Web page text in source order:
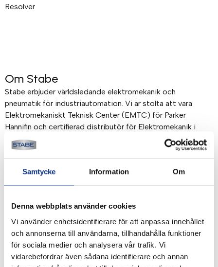
Samtycke Information Om
Denna webbplats använder cookies
Vi använder enhetsidentifierare för att anpassa innehållet
och annonserna till användarna, tillhandahålla funktioner
för sociala medier och analysera vår trafik. Vi
vidarebefordrar även sådana identifierare och annan
Resolver
Om Stabe
Stabe erbjuder världsledande elektromekanik och
pneumatik för industriautomation. Vi är stolta att vara
Elektromekaniskt Teknisk Center (EMTC) för Parker
Hannifin och certifierad distributör för Elektromekanik i
Norden. Mer om Stabe
Betalning & frakt
Betalning mot faktura, 30 dagar. Fraktkostnad tillkommer.
Köpvillkor.